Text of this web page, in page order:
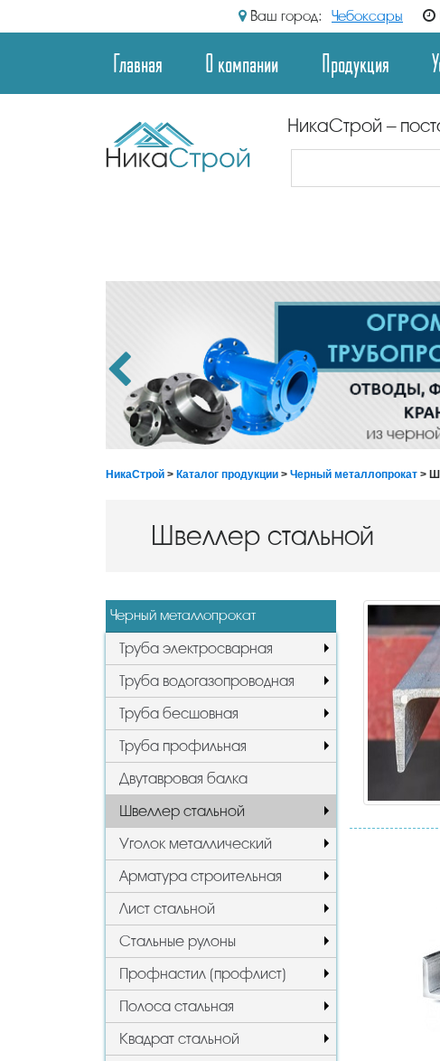
Ваш город: Чебоксары
Главная О компании Продукция
НикаСтрой –
НикаСтрой > Каталог продукции > Черный металлопрокат >
Швеллер стальной
Черный металлопрокат
Труба электросварная
Труба водогазопроводная
Труба бесшовная
Труба профильная
Двутавровая балка
Швеллер стальной
Уголок металлический
Арматура строительная
Лист стальной
Стальные рулоны
Профнастил (профлист)
Полоса стальная
Квадрат стальной